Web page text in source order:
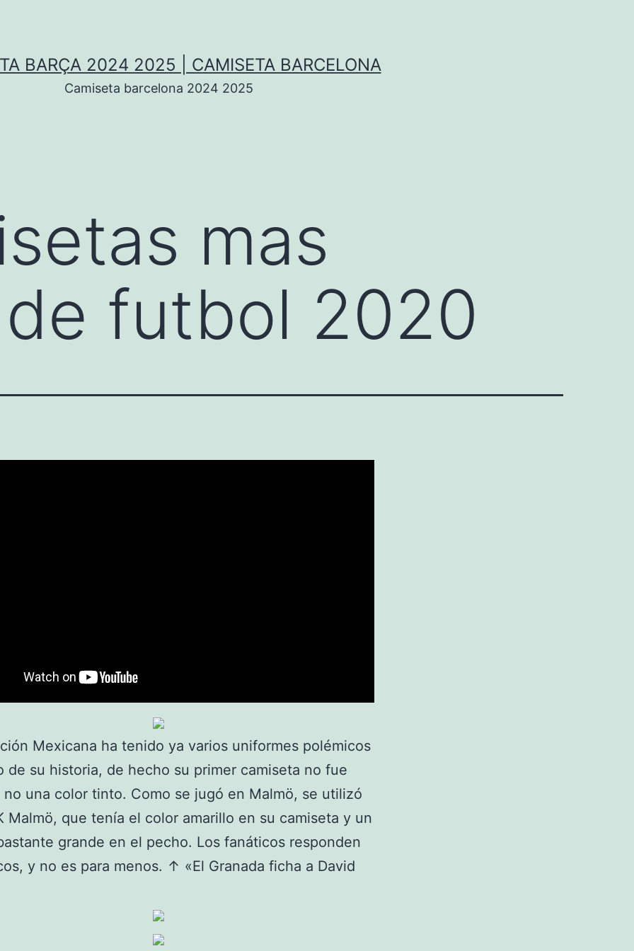
BARÇA 2024 2025 | CAMISETA BARCELONA
Camiseta barcelona 2024 2025
mas
futbol 2020
Mexicana ha tenido ya varios uniformes polémicos
de su historia, de hecho su primer camiseta no fue
no una color tinto. Como se jugó en Malmö, se utilizó
Malmö, que tenía el color amarillo en su camiseta y un
grande en el pecho. Los fanáticos responden
y no es para menos. ↑ «El Granada ficha a David